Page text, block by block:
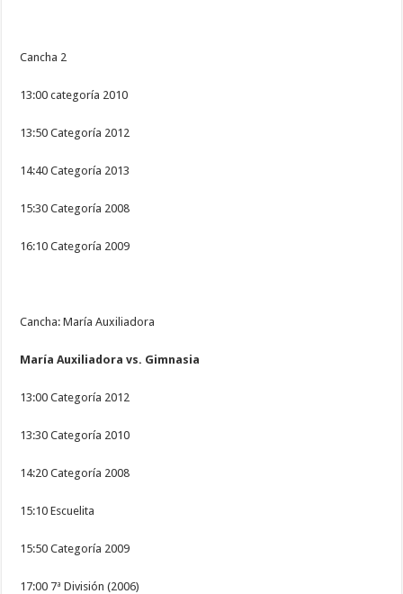
Cancha 2
13:00 categoría 2010
13:50 Categoría 2012
14:40 Categoría 2013
15:30 Categoría 2008
16:10 Categoría 2009
Cancha: María Auxiliadora
María Auxiliadora vs. Gimnasia
13:00 Categoría 2012
13:30 Categoría 2010
14:20 Categoría 2008
15:10 Escuelita
15:50 Categoría 2009
17:00 7ª División (2006)